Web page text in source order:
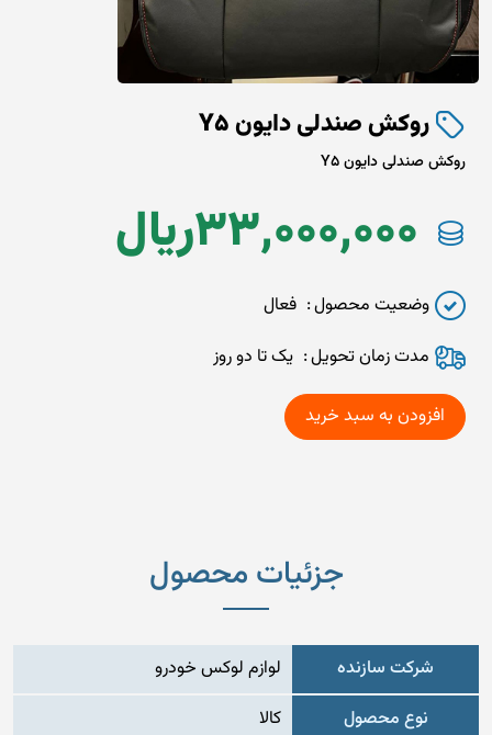
روکش صندلی دایون Y5
روکش صندلی دایون Y5
ريال33,000,000
وضعیت محصول
فعال
مدت زمان تحويل
یک تا دو روز
جزئیات محصول
شرکت سازنده
لوازم لوکس خودرو
نوع محصول
کالا